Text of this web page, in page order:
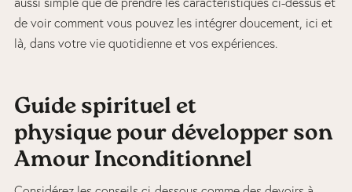
de voir comment vous pouvez les intégrer doucement, ici et
là, dans votre vie quotidienne et vos expériences.
Guide spirituel et
physique pour développer son
Amour Inconditionnel